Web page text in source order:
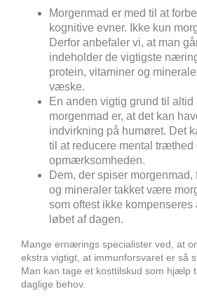
Morgenmad er med til at
kognitive evner. Ikke kun
Derfor anbefaler vi, at man
indeholder de vigtigste
protein, vitaminer og
væske.
En anden vigtig grund til altid
morgenmad er, at det kan
indvirkning på humøret. Det
til at reducere mental træthed
opmærksomheden.
Dem, der spiser
og mineraler takket være
som oftest ikke kompenseres
løbet af dagen.
Mange ernærings specialister ved, at
ekstra vigtigt, at immunforsvaret er så
Man kan tage et kosttilskud som hjælp
daglige behov.